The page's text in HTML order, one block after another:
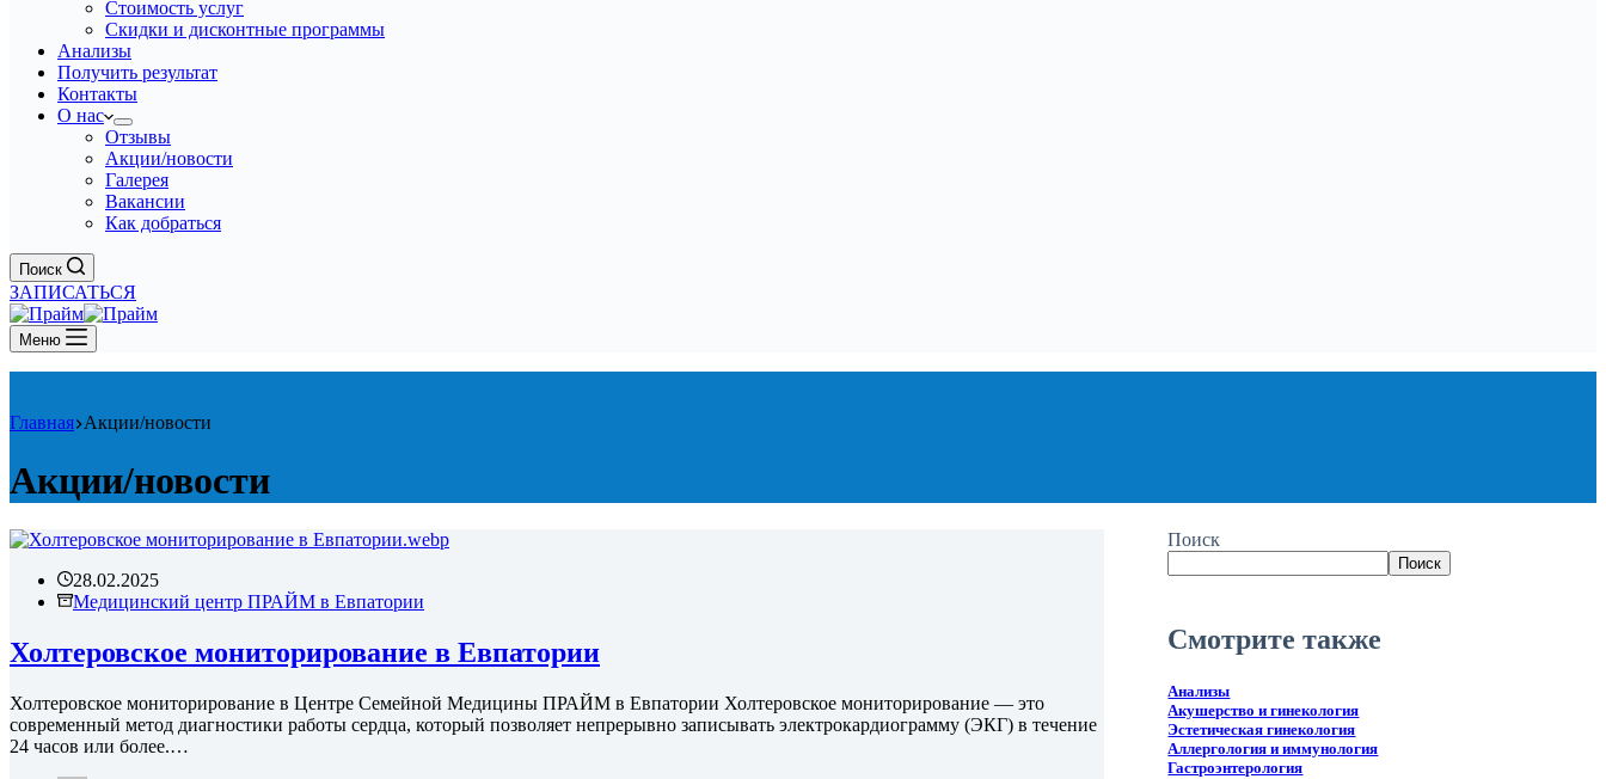
Стоимость услуг
Скидки и дисконтные программы
Анализы
Получить результат
Контакты
О нас
Отзывы
Акции/новости
Галерея
Вакансии
Как добраться
Поиск
ЗАПИСАТЬСЯ
Меню
Главная Акции/новости
Акции/новости
28.02.2025
Медицинский центр ПРАЙМ в Евпатории
Холтеровское мониторирование в Евпатории
Холтеровское мониторирование в Центре Семейной Медицины ПРАЙМ в Евпатории Холтеровское мониторирование — это
современный метод диагностики работы сердца, который позволяет непрерывно записывать электрокардиограмму (ЭКГ) в течение
24 часов или более.…
Поиск
Поиск
Смотрите также
Анализы
Акушерство и гинекология
Эстетическая гинекология
Аллергология и иммунология
Гастроэнтерология